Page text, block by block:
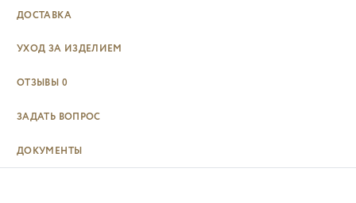
ДОСТАВКА
УХОД ЗА ИЗДЕЛИЕМ
ОТЗЫВЫ 0
ЗАДАТЬ ВОПРОС
ДОКУМЕНТЫ